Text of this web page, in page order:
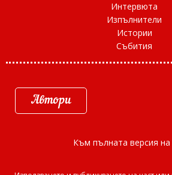
Интервюта
Изпълнители
Истории
Събития
Автори
Към пълната версия на